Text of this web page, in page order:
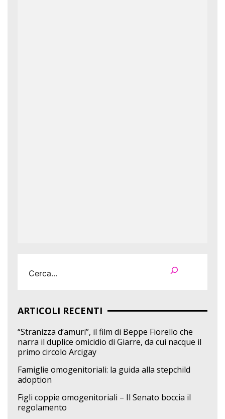
ARTICOLI RECENTI
“Stranizza d’amuri”, il film di Beppe Fiorello che
narra il duplice omicidio di Giarre, da cui nacque il
primo circolo Arcigay
Famiglie omogenitoriali: la guida alla stepchild
adoption
Figli coppie omogenitoriali – Il Senato boccia il
regolamento